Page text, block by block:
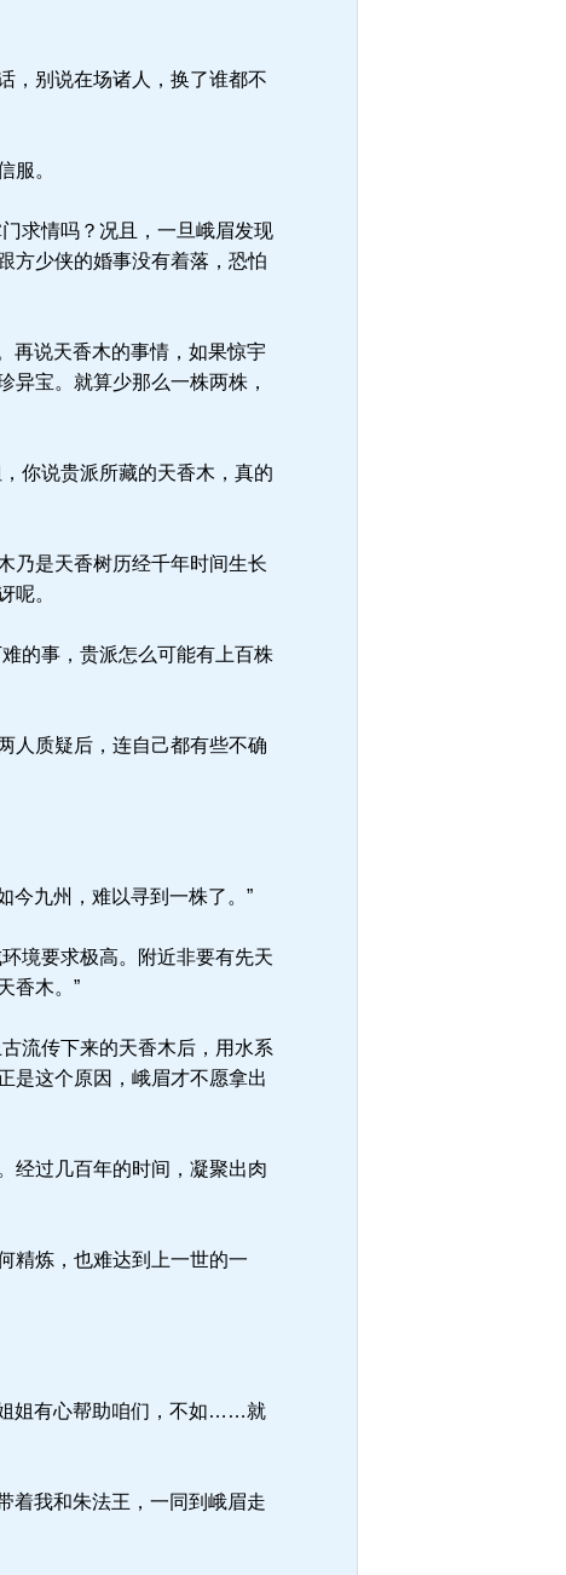
，别说在场诸人，换了谁都不
服。
求情吗？况且，一旦峨眉发现
方少侠的婚事没有着落，恐怕
再说天香木的事情，如果惊宇
异宝。就算少那么一株两株，
你说贵派所藏的天香木，真的
乃是天香树历经千年时间生长
呢。
的事，贵派怎么可能有上百株
人质疑后，连自己都有些不确
今九州，难以寻到一株了。”
境要求极高。附近非要有先天
香木。”
流传下来的天香木后，用水系
是这个原因，峨眉才不愿拿出
经过几百年的时间，凝聚出肉
精炼，也难达到上一世的一
姐姐有心帮助咱们，不如……就
着我和朱法王，一同到峨眉走